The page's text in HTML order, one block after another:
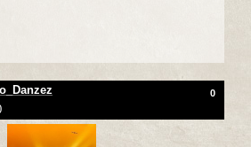
0